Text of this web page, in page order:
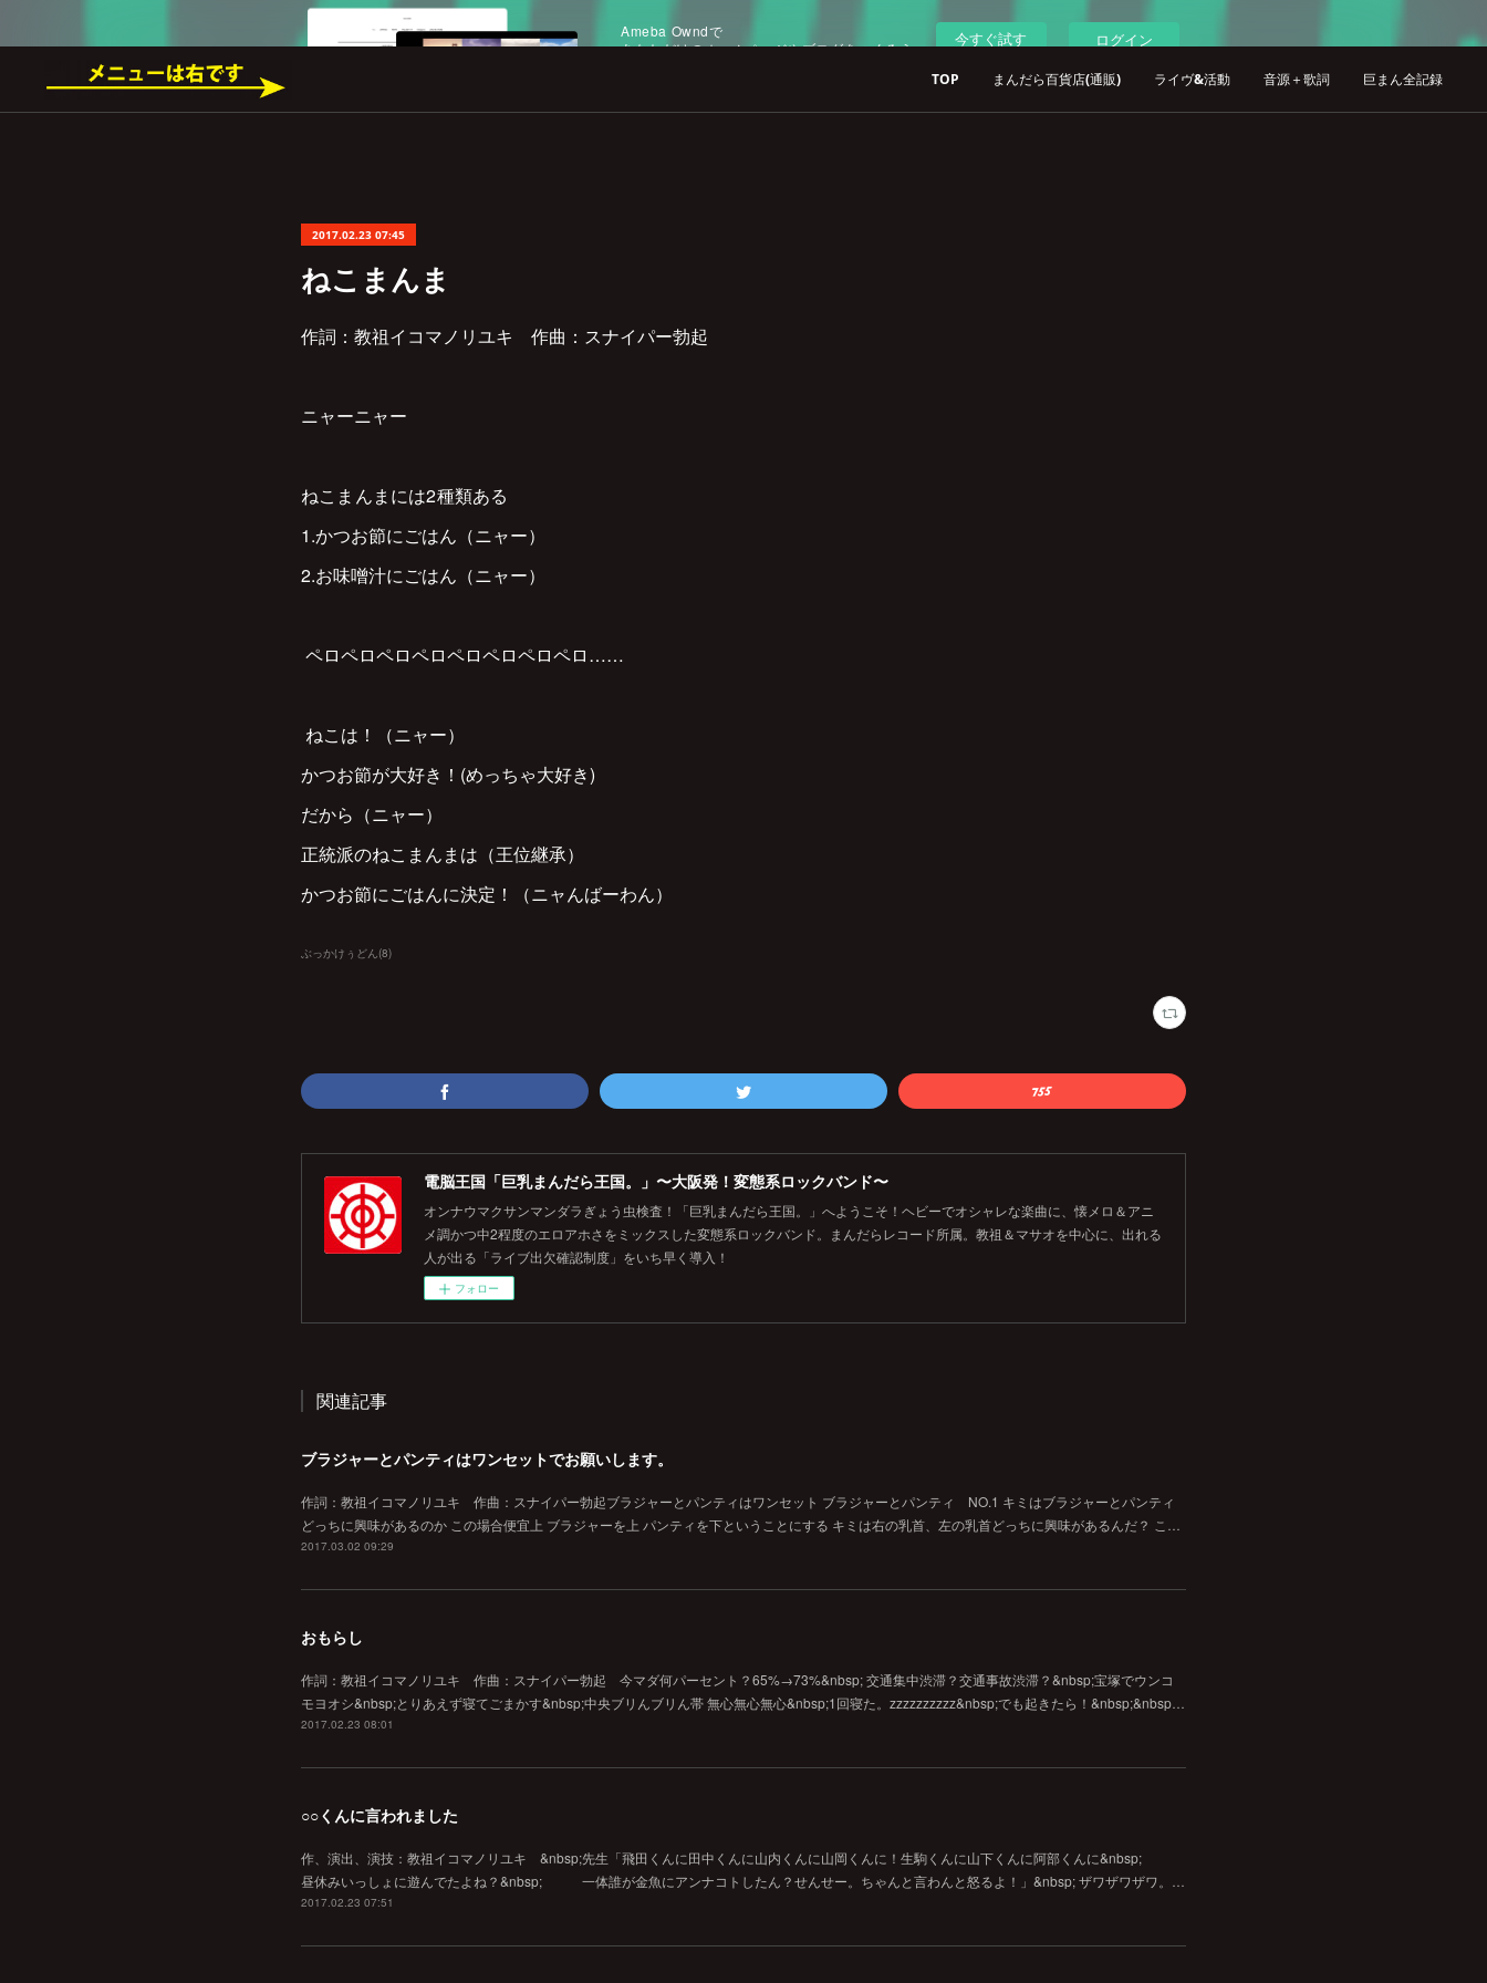
Ameba Owndで
あなただけのホームページやブログをつくろう
今すぐ試す ログイン
TOP まんだら百貨店(通販) ライヴ&活動 音源＋歌詞 巨まん全記録
2017.02.23 07:45
ねこまんま
作詞：教祖イコマノリユキ 作曲：スナイパー勃起
ニャーニャー
ねこまんまには2種類ある
1.かつお節にごはん（ニャー）
2.お味噌汁にごはん（ニャー）
ペロペロペロペロペロペロペロペロ……
ねこは！（ニャー）
かつお節が大好き！(めっちゃ大好き)
だから（ニャー）
正統派のねこまんまは（王位継承）
かつお節にごはんに決定！（ニャんばーわん）
ぶっかけぅどん(8)
電脳王国「巨乳まんだら王国。」〜大阪発！変態系ロックバンド〜
オンナウマクサンマンダラぎょう虫検査！「巨乳まんだら王国。」へようこそ！ヘビーでオシャレな楽曲に、懐メロ＆アニ
メ調かつ中2程度のエロアホさをミックスした変態系ロックバンド。まんだらレコード所属。教祖＆マサオを中心に、出れる
人が出る「ライブ出欠確認制度」をいち早く導入！
フォロー
関連記事
ブラジャーとパンティはワンセットでお願いします。
作詞：教祖イコマノリユキ 作曲：スナイパー勃起ブラジャーとパンティはワンセット ブラジャーとパンティ NO.1 キミはブラジャーとパンティ
どっちに興味があるのか この場合便宜上 ブラジャーを上 パンティを下ということにする キミは右の乳首、左の乳首どっちに興味があるんだ？ こ…
2017.03.02 09:29
おもらし
作詞：教祖イコマノリユキ 作曲：スナイパー勃起 今マダ何パーセント？65%→73%&nbsp; 交通集中渋滞？交通事故渋滞？&nbsp;宝塚でウンコ
モヨオシ&nbsp;とりあえず寝てごまかす&nbsp;中央ブリんブリん帯 無心無心無心&nbsp;1回寝た。zzzzzzzzzz&nbsp;でも起きたら！&nbsp;&nbsp…
2017.02.23 08:01
○○くんに言われました
作、演出、演技：教祖イコマノリユキ &nbsp;先生「飛田くんに田中くんに山内くんに山岡くんに！生駒くんに山下くんに阿部くんに&nbsp;
昼休みいっしょに遊んでたよね？&nbsp; 一体誰が金魚にアンナコトしたん？せんせー。ちゃんと言わんと怒るよ！」&nbsp; ザワザワザワ。…
2017.02.23 07:51